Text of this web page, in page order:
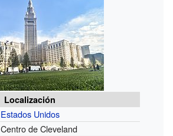
Localización
Estados Unidos
Centro de Cleveland